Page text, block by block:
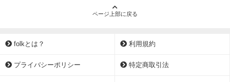
ページ上部に戻る
folkとは？ 利用規約
プライバシーポリシー 特定商取引法